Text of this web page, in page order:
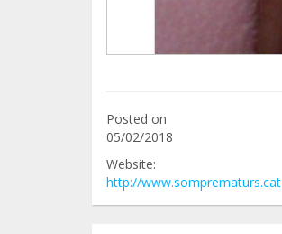
Posted on
05/02/2018
Website:
http://www.somprematurs.cat